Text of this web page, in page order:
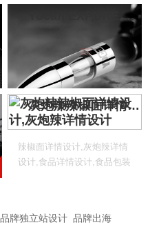
Yocan EXPURE BULLET 电子雾化器包装设计详情页设计
参展宣传彩页设计采购，宝
安画册设计印刷，福永设计
公司 宝安宣传画册设计，宝
安宣传彩页设计，宝安宣传
海报设计
灰炮辣辣椒面详情设计,灰炮辣详情设计
辣椒面详情设计,灰炮辣详情
设计,食品详情设计,食品包装
牌独立站设计 品牌出海